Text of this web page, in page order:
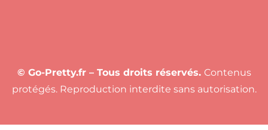
© Go-Pretty.fr – Tous droits réservés. Contenus
protégés. Reproduction interdite sans autorisation.